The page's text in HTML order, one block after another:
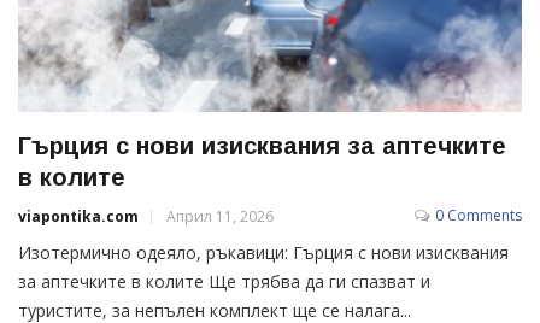
Гърция с нови изисквания за аптечките
в колите
viapontika.com Април 11, 2026 0 Comments
Изотермично одеяло, ръкавици: Гърция с нови изисквания
за аптечките в колите Ще трябва да ги спазват и
туристите, за непълен комплект ще се налага...